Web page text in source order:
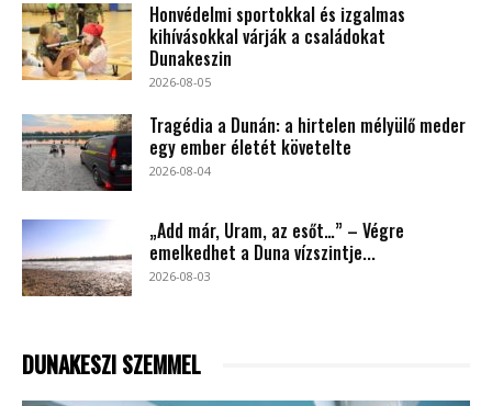
Honvédelmi sportokkal és izgalmas
kihívásokkal várják a családokat
Dunakeszin
2026-08-05
Tragédia a Dunán: a hirtelen mélyülő meder
egy ember életét követelte
2026-08-04
„Add már, Uram, az esőt…” – Végre
emelkedhet a Duna vízszintje...
2026-08-03
DUNAKESZI SZEMMEL